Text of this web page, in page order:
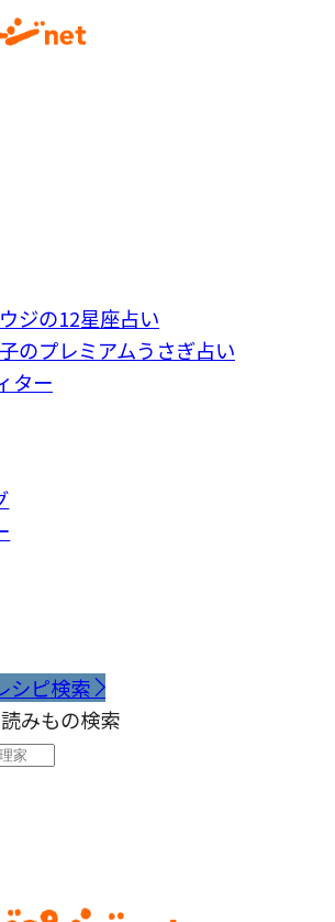
ジの12星座占い
のプレミアムうさぎ占い
ター
シピ検索
読みもの検索